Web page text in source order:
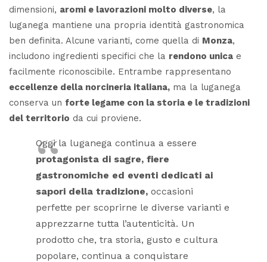
dimensioni, aromi e lavorazioni molto diverse, la
luganega mantiene una propria identità gastronomica
ben definita. Alcune varianti, come quella di Monza,
includono ingredienti specifici che la rendono unica e
facilmente riconoscibile. Entrambe rappresentano
eccellenze della norcineria italiana, ma la luganega
conserva un forte legame con la storia e le tradizioni
del territorio da cui proviene.
Oggi la luganega continua a essere
protagonista di sagre, fiere
gastronomiche ed eventi dedicati ai
sapori della tradizione, occasioni
perfette per scoprirne le diverse varianti e
apprezzarne tutta l’autenticità. Un
prodotto che, tra storia, gusto e cultura
popolare, continua a conquistare